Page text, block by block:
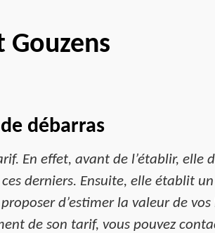
débarras
En effet, avant de l’établir, elle
derniers. Ensuite, elle établit
d’estimer la valeur de vos
de son tarif, vous pouvez